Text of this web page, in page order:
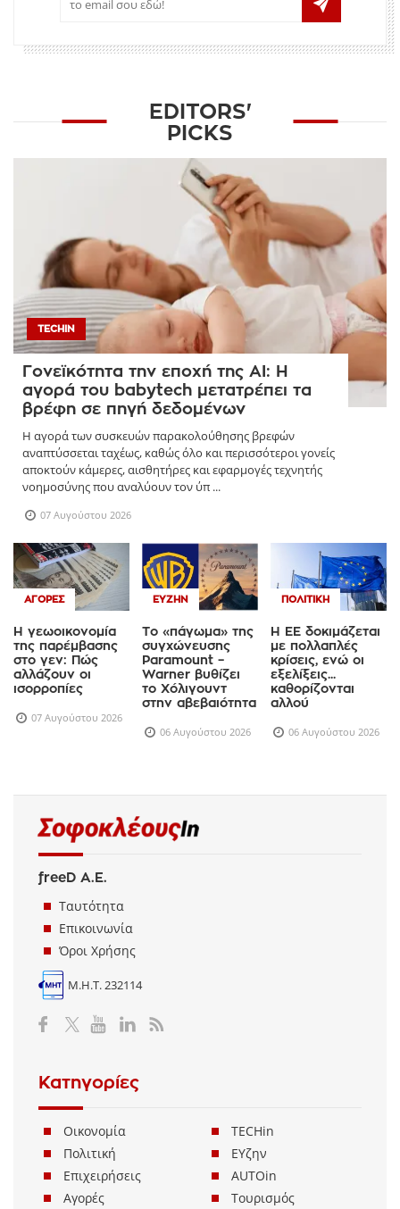
EDITORS'
PICKS
TECHIN
Γονεϊκότητα την εποχή της AI: Η
αγορά του babytech μετατρέπει τα
βρέφη σε πηγή δεδομένων
Η αγορά των συσκευών παρακολούθησης βρεφών
αναπτύσσεται ταχέως, καθώς όλο και περισσότεροι γονείς
αποκτούν κάμερες, αισθητήρες και εφαρμογές τεχνητής
νοημοσύνης που αναλύουν τον ύπ ...
07 Αυγούστου 2026
ΑΓΟΡΈΣ
Η γεωοικονομία
της παρέμβασης
στο γεν: Πώς
αλλάζουν οι
ισορροπίες
07 Αυγούστου 2026
ΕΥΖΗΝ
Το «πάγωμα» της
συγχώνευσης
Paramount –
Warner βυθίζει
το Χόλιγουντ
στην αβεβαιότητα
06 Αυγούστου 2026
ΠΟΛΙΤΙΚΉ
Η ΕΕ δοκιμάζεται
με πολλαπλές
κρίσεις, ενώ οι
εξελίξεις...
καθορίζονται
αλλού
06 Αυγούστου 2026
freeD Α.Ε.
Ταυτότητα
Επικοινωνία
Όροι Χρήσης
Μ.Η.Τ. 232114
Κατηγορίες
Οικονομία
Πολιτική
Επιχειρήσεις
Αγορές
TECHin
ΕΥζην
AUTOin
Τουρισμός